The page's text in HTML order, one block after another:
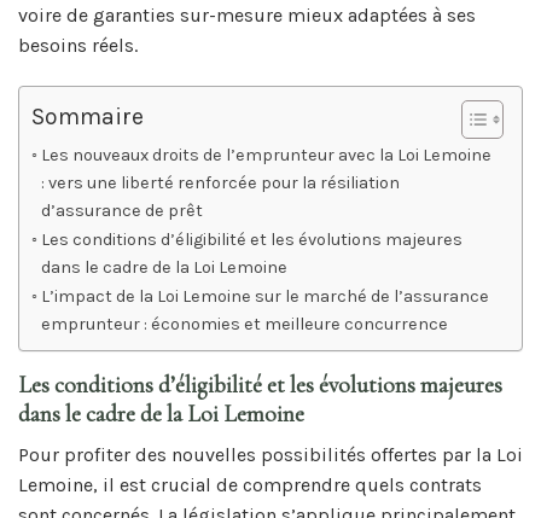
voire de garanties sur-mesure mieux adaptées à ses
besoins réels.
Sommaire
Les nouveaux droits de l’emprunteur avec la Loi Lemoine
: vers une liberté renforcée pour la résiliation
d’assurance de prêt
Les conditions d’éligibilité et les évolutions majeures
dans le cadre de la Loi Lemoine
L’impact de la Loi Lemoine sur le marché de l’assurance
emprunteur : économies et meilleure concurrence
Les conditions d’éligibilité et les évolutions majeures
dans le cadre de la Loi Lemoine
Pour profiter des nouvelles possibilités offertes par la Loi
Lemoine, il est crucial de comprendre quels contrats